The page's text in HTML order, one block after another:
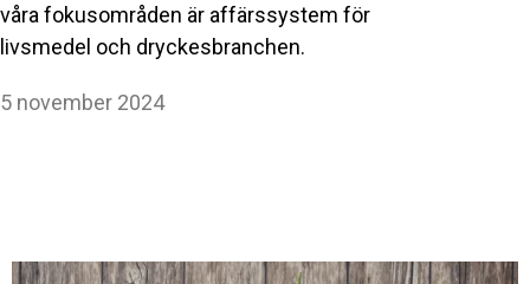
våra fokusområden är affärssystem för
livsmedel och dryckesbranchen.
5 november 2024